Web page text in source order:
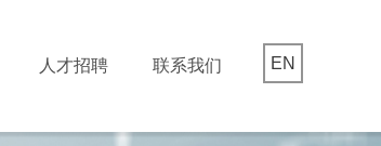
人才招聘 联系我们 EN